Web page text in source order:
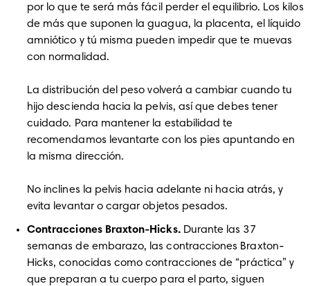
por lo que te será más fácil perder el equilibrio. Los kilos
de más que suponen la guagua, la placenta, el líquido
amniótico y tú misma pueden impedir que te muevas
con normalidad.
La distribución del peso volverá a cambiar cuando tu
hijo descienda hacia la pelvis, así que debes tener
cuidado. Para mantener la estabilidad te
recomendamos levantarte con los pies apuntando en
la misma dirección.
No inclines la pelvis hacia adelante ni hacia atrás, y
evita levantar o cargar objetos pesados.
Contracciones Braxton-Hicks. Durante las 37
semanas de embarazo, las contracciones Braxton-
Hicks, conocidas como contracciones de “práctica” y
que preparan a tu cuerpo para el parto, siguen